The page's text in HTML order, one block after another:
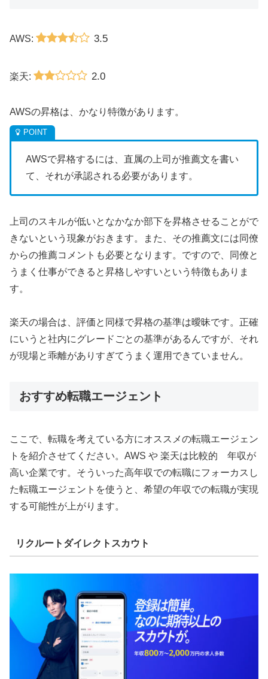
AWS: 3.5
楽天: 2.0
AWSの昇格は、かなり特徴があります。
AWSで昇格するには、直属の上司が推薦文を書い
て、それが承認される必要があります。
上司のスキルが低いとなかなか部下を昇格させることがで
きないという現象がおきます。また、その推薦文には同僚
からの推薦コメントも必要となります。ですので、同僚と
うまく仕事ができると昇格しやすいという特徴もありま
す。
楽天の場合は、評価と同様で昇格の基準は曖昧です。正確
にいうと社内にグレードごとの基準があるんですが、それ
が現場と乖離がありすぎてうまく運用できていません。
おすすめ転職エージェント
ここで、転職を考えている方にオススメの転職エージェン
トを紹介させてください。AWS や 楽天は比較的 年収が
高い企業です。そういった高年収での転職にフォーカスし
た転職エージェントを使うと、希望の年収での転職が実現
する可能性が上がります。
リクルートダイレクトスカウト